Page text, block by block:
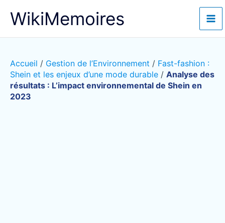
WikiMemoires
Accueil / Gestion de l’Environnement / Fast-fashion :
Shein et les enjeux d’une mode durable / Analyse des
résultats : L’impact environnemental de Shein en
2023